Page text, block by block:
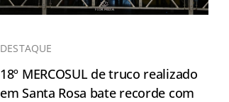
DESTAQUE
18º MERCOSUL de truco realizado
em Santa Rosa bate recorde com